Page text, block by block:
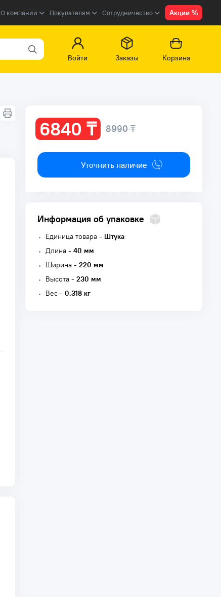
О компании Покупателям Сотрудничество Акции %
Войти
Заказы Корзина
6840 ₸ 8990 ₸
Уточнить наличие
Информация об упаковке
Единица товара - Штука
Длина - 40 мм
Ширина - 220 мм
Высота - 230 мм
Вес - 0.318 кг